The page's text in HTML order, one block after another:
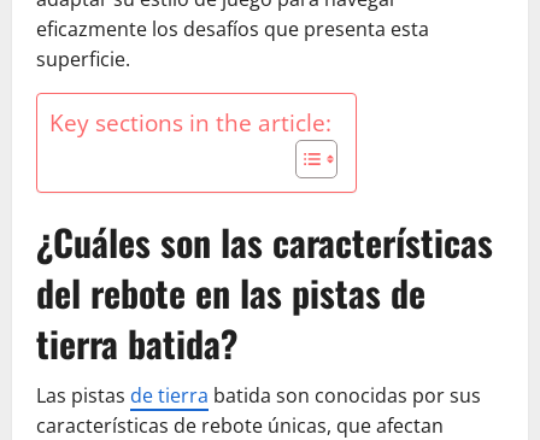
eficazmente los desafíos que presenta esta
superficie.
Key sections in the article:
¿Cuáles son las características
del rebote en las pistas de
tierra batida?
Las pistas de tierra batida son conocidas por sus
características de rebote únicas, que afectan